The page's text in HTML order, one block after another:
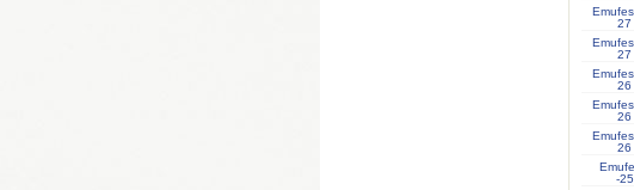
27
27
26
26
26
-